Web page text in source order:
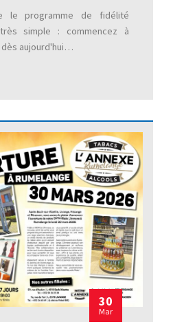
le programme de fidélité
simple : commencez à
dès aujourd'hui…
30
Mar